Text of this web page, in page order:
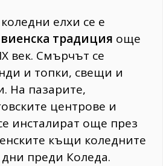
елхи се е
виенска традиция още
век. Смърчът се
и топки, свещи и
На пазарите,
центрове и
инсталират още през
къщи коледните
дни преди Коледа.